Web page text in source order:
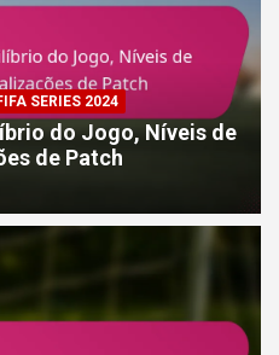
SERIES 2024
do Jogo, Níveis de
de Patch